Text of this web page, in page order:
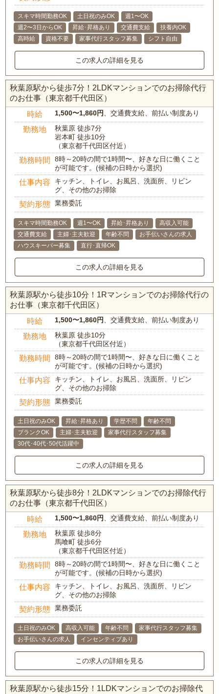
スキマ時間勤務OK 土日祝のみOK
週1〜OK
週2〜3日からOK
昇給･昇格あり 交通費支給
扶養内OK
高時給
資格不要 家事代行スタッフ募集 シフト自由
この求人の詳細を見る
秋葉原駅から徒歩7分！2LDKマンションでのお掃除代行
のお仕事（東京都千代田区）
時給 1,500〜1,860円、交通費支給、前払い制度あり
勤務地
秋葉原 徒歩7分
岩本町 徒歩10分
（東京都千代田区付近）
勤務時間
8時～20時の間で1時間〜、好きな日に働くこと
が可能です。(候補の日時から選択)
仕事内容
キッチン、トイレ、お風呂、洗面所、リビン
グ、その他のお掃除
契約形態 業務委託
スキマ時間勤務OK 週1〜OK 昇給･昇格あり
高収入可能
交通費支給
主婦･主夫歓迎 年齢不問
お手伝いさんの求人
ハウスキーパー募集
直行･直帰OK
この求人の詳細を見る
秋葉原駅から徒歩10分！1Rマンションでのお掃除代行の
お仕事（東京都千代田区）
時給 1,500〜1,860円、交通費支給、前払い制度あり
勤務地
秋葉原 徒歩10分
（東京都千代田区付近）
勤務時間
8時～20時の間で1時間〜、好きな日に働くこと
が可能です。(候補の日時から選択)
仕事内容
キッチン、トイレ、お風呂、洗面所、リビン
グ、その他のお掃除
契約形態 業務委託
土日祝のみOK 昇給･昇格あり 学歴不問
年齢不問
ブランクOK
主婦･主夫歓迎
家事代行スタッフ募集
30代･40代･50代活躍中
この求人の詳細を見る
秋葉原駅から徒歩8分！2LDKマンションでのお掃除代行
のお仕事（東京都千代田区）
時給 1,500〜1,860円、交通費支給、前払い制度あり
勤務地
秋葉原 徒歩8分
馬喰町 徒歩6分
（東京都千代田区付近）
勤務時間
8時～20時の間で1時間〜、好きな日に働くこと
が可能です。(候補の日時から選択)
仕事内容
キッチン、トイレ、お風呂、洗面所、リビン
グ、その他のお掃除
契約形態 業務委託
土日祝のみOK 高収入可能 年齢不問
家事代行スタッフ募集
お手伝いさんの求人
インセンティブあり
この求人の詳細を見る
秋葉原駅から徒歩15分！1LDKマンションでのお掃除代